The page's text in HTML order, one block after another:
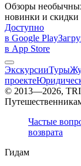
Обзоры
новинки и скидки
Доступно
в Google Play
в App Store
ЭкскурсииТуры
проекте
© 2013—2026,
Частые
возврата
Гидам